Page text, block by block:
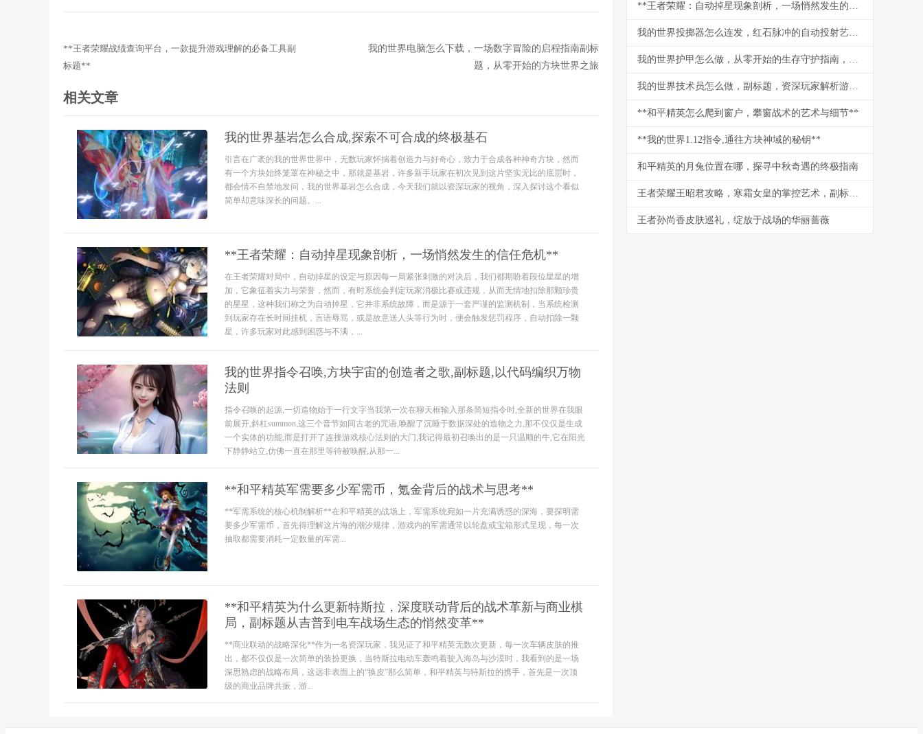
**王者荣耀战绩查询平台，一款提升游戏理解的必备工具副
标题**
我的世界电脑怎么下载，一场数字冒险的启程指南副标
题，从零开始的方块世界之旅
相关文章
我的世界基岩怎么合成,探索不可合成的终极基石
引言在广袤的我的世界世界中，无数玩家怀揣着创造力与好奇心，致力于合成各种神奇方块，然而
有一个方块始终笼罩在神秘之中，那就是基岩，许多新手玩家在初次见到这片坚实无比的底层时，
都会情不自禁地发问，我的世界基岩怎么合成，今天我们就以资深玩家的视角，深入探讨这个看似
简单却意味深长的问题。...
**王者荣耀：自动掉星现象剖析，一场悄然发生的信任危机**
在王者荣耀对局中，自动掉星的设定与原因每一局紧张刺激的对决后，我们都期盼着段位星星的增
加，它象征着实力与荣誉，然而，有时系统会判定玩家消极比赛或违规，从而无情地扣除那颗珍贵
的星星，这种我们称之为自动掉星，它并非系统故障，而是源于一套严谨的监测机制，当系统检测
到玩家存在长时间挂机，言语辱骂，或是故意送人头等行为时，便会触发惩罚程序，自动扣除一颗
星，许多玩家对此感到困惑与不满，...
我的世界指令召唤,方块宇宙的创造者之歌,副标题,以代码编织万物
法则
指令召唤的起源,一切造物始于一行文字当我第一次在聊天框输入那条简短指令时,全新的世界在我眼
前展开,斜杠summon,这三个音节如同古老的咒语,唤醒了沉睡于数据深处的造物之力,那不仅仅是生成
一个实体的功能,而是打开了连接游戏核心法则的大门,我记得最初召唤出的是一只温顺的牛,它在阳光
下静静站立,仿佛一直在那里等待被唤醒,从那一...
**和平精英军需要多少军需币，氪金背后的战术与思考**
**军需系统的核心机制解析**在和平精英的战场上，军需系统宛如一片充满诱惑的深海，要探明需
要多少军需币，首先得理解这片海的潮汐规律，游戏内的军需通常以轮盘或宝箱形式呈现，每一次
抽取都需要消耗一定数量的军需...
**和平精英为什么更新特斯拉，深度联动背后的战术革新与商业棋
局，副标题从吉普到电车战场生态的悄然变革**
**商业联动的战略深化**作为一名资深玩家，我见证了和平精英无数次更新，每一次车辆皮肤的推
出，都不仅仅是一次简单的装扮更换，当特斯拉电动车轰鸣着驶入海岛与沙漠时，我看到的是一场
深思熟虑的战略布局，这远非表面上的“换皮”那么简单，和平精英与特斯拉的携手，首先是一次顶
级的商业品牌共振，游...
**王者荣耀：自动掉星现象剖析，一场悄然发生的信任危机**
我的世界投掷器怎么连发，红石脉冲的自动投射艺术，红石玩家的进阶乐章
我的世界护甲怎么做，从零开始的生存守护指南，副标题探索打造与强化的终极奥秘
我的世界技术员怎么做，副标题，资深玩家解析游戏科技进阶之路
**和平精英怎么爬到窗户，攀窗战术的艺术与细节**
**我的世界1.12指令,通往方块神域的秘钥**
和平精英的月兔位置在哪，探寻中秋奇遇的终极指南
王者荣耀王昭君攻略，寒霜女皇的掌控艺术，副标题，极致控制与爆发连招心得
王者孙尚香皮肤巡礼，绽放于战场的华丽蔷薇